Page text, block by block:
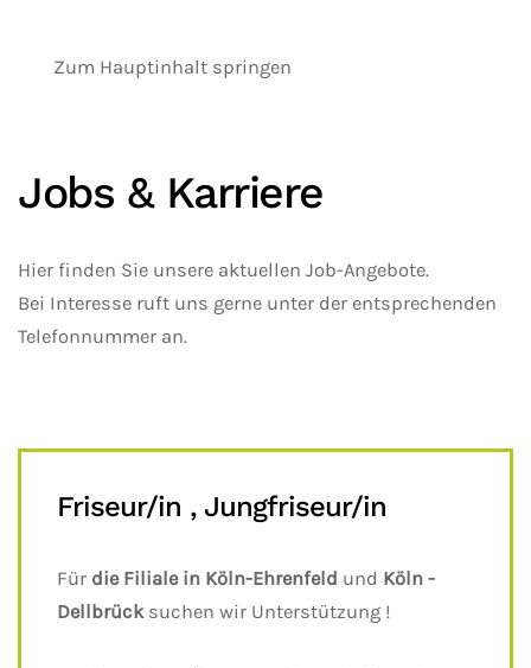
Zum Hauptinhalt springen
Jobs & Karriere
Hier finden Sie unsere aktuellen Job-Angebote.
Bei Interesse ruft uns gerne unter der entsprechenden
Telefonnummer an.
Friseur/in , Jungfriseur/in
Für die Filiale in Köln-Ehrenfeld und Köln -
Dellbrücksuchen wir Unterstützung !